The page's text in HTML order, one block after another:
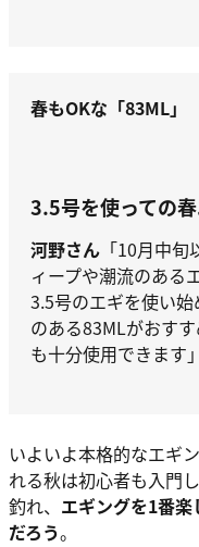
春もOKな「83ML」
3.5号を使っての
河野さん 「10月中
ィープや潮流のある
3.5号のエギを使い
のある83MLがおす
も十分使用できます」
いよいよ本格的なエギ
れる秋は初心者も入門
釣れ、 エギングを1番
だろう。